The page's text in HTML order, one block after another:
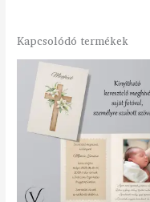
Kapcsolódó termékek